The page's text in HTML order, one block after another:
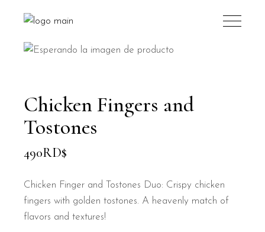
Chicken Fingers and
Tostones
490RD$
Chicken Finger and Tostones Duo: Crispy chicken
fingers with golden tostones. A heavenly match of
flavors and textures!